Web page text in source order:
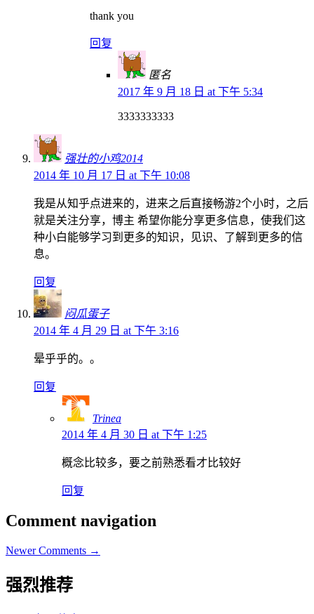
thank you
回复
匿名
2017 年 9 月 18 日 at 下午 5:34
3333333333
强壮的小鸡2014
2014 年 10 月 17 日 at 下午 10:08
我是从知乎点进来的，进来之后直接畅游2个小时，之后
就是关注分享，博主 希望你能分享更多信息，使我们这
种小白能够学习到更多的知识，见识、了解到更多的信
息。
回复
闷瓜蛋子
2014 年 4 月 29 日 at 下午 3:16
晕乎乎的。。
回复
Trinea
2014 年 4 月 30 日 at 下午 1:25
概念比较多，要之前熟悉看才比较好
回复
Comment navigation
Newer Comments →
强烈推荐